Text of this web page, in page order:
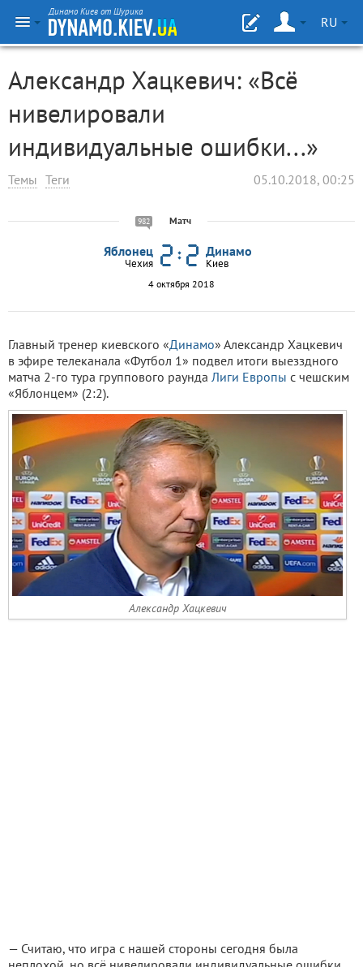
Динамо Киев от Шурика
RU
Александр Хацкевич: «Всё
нивелировали
индивидуальные ошибки...»
Темы Теги 05.10.2018, 00:25
982 Матч
Яблонец
Чехия
Динамо
Киев
4 октября 2018
Главный тренер киевского «Динамо» Александр Хацкевич
в эфире телеканала «Футбол 1» подвел итоги выезздного
матча 2-го тура группового раунда Лиги Европы с чешским
«Яблонцем» (2:2).
Александр Хацкевич
— Считаю, что игра с нашей стороны сегодня была